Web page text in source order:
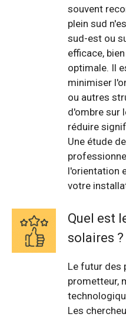
souvent
plein sud
sud-est ou
efficace,
optimale. Il
minimiser
ou autres
d'ombre sur
réduire
Une étude
l'orientation
votre
Quel est
solaires ?
Le futur des
prometteur,
Les